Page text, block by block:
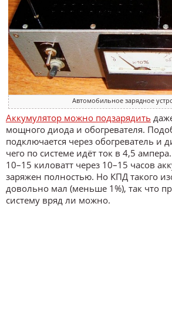
Автомобильное зарядное
Аккумулятор можно подзарядить
мощного диода и обогревателя.
подключается через обогреватель и
чего по системе идёт ток в 4,5
10–15 киловатт через 10–15 часов
заряжен полностью. Но КПД такого
довольно мал (меньше 1%), так что
систему вряд ли можно.